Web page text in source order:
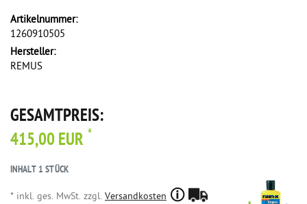
Artikelnummer:
1260910505
Hersteller:
REMUS
GESAMTPREIS:
415,00 EUR *
INHALT 1STÜCK
* inkl. ges. MwSt. zzgl. Versandkosten